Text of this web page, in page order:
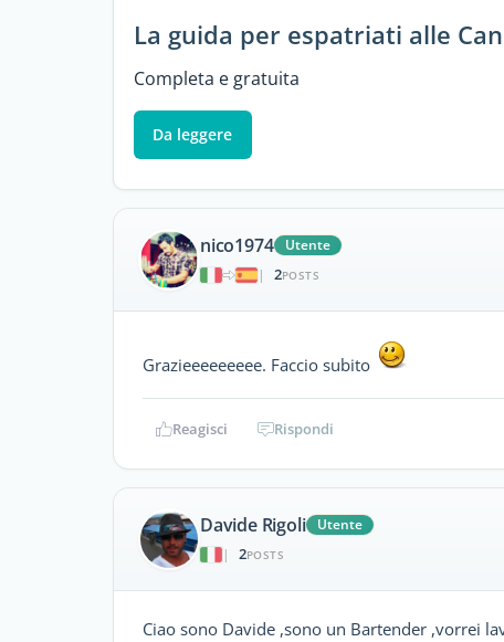
La guida per espatriati alle
Completa e gratuita
Da leggere
nico1974
Utente
|
2POSTS
Grazieeeeeeeee. Faccio subito
Reagisci Rispondi
Davide Rigoli
Utente
|
2POSTS
Ciao sono Davide ,sono un Bartender ,vorrei